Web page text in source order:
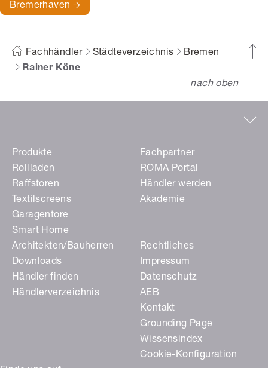
Bremerhaven
Fachhändler Städteverzeichnis
Bremen
Rainer Köne
nach oben
Produkte
Rollladen
Raffstoren
Textilscreens
Garagentore
Smart Home
Fachpartner
ROMA Portal
Händler werden
Akademie
Architekten/Bauherren
Downloads
Händler finden
Händlerverzeichnis
Rechtliches
Impressum
Datenschutz
AEB
Kontakt
Grounding Page
Wissensindex
Cookie-Konfiguration